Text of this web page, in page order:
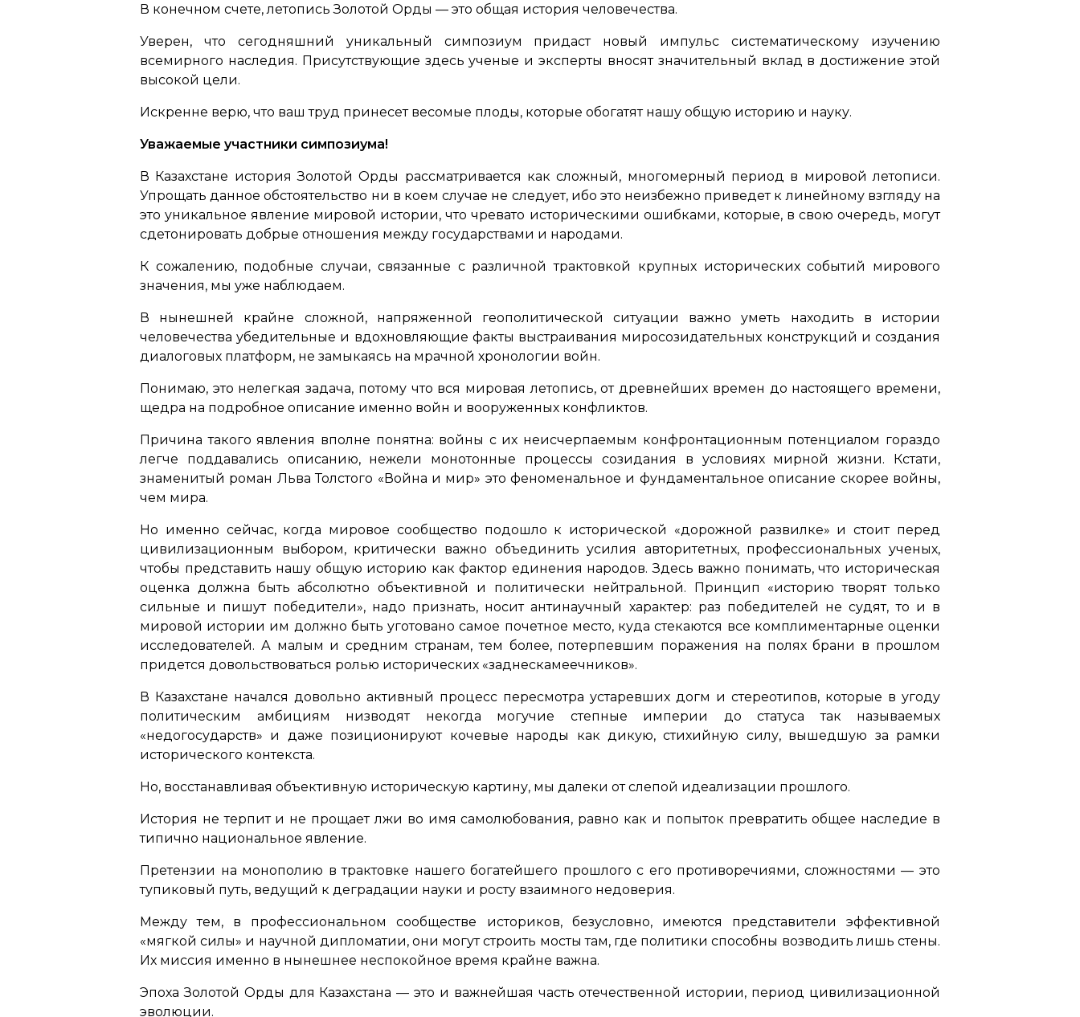
В конечном счете, летопись Золотой Орды — это общая история человечества.
Уверен, что сегодняшний уникальный симпозиум придаст новый импульс систематическому изучению
всемирного наследия. Присутствующие здесь ученые и эксперты вносят значительный вклад в достижение этой
высокой цели.
Искренне верю, что ваш труд принесет весомые плоды, которые обогатят нашу общую историю и науку.
Уважаемые участники симпозиума!
В Казахстане история Золотой Орды рассматривается как сложный, многомерный период в мировой летописи.
Упрощать данное обстоятельство ни в коем случае не следует, ибо это неизбежно приведет к линейному взгляду на
это уникальное явление мировой истории, что чревато историческими ошибками, которые, в свою очередь, могут
сдетонировать добрые отношения между государствами и народами.
К сожалению, подобные случаи, связанные с различной трактовкой крупных исторических событий мирового
значения, мы уже наблюдаем.
В нынешней крайне сложной, напряженной геополитической ситуации важно уметь находить в истории
человечества убедительные и вдохновляющие факты выстраивания миросозидательных конструкций и создания
диалоговых платформ, не замыкаясь на мрачной хронологии войн.
Понимаю, это нелегкая задача, потому что вся мировая летопись, от древнейших времен до настоящего времени,
щедра на подробное описание именно войн и вооруженных конфликтов.
Причина такого явления вполне понятна: войны с их неисчерпаемым конфронтационным потенциалом гораздо
легче поддавались описанию, нежели монотонные процессы созидания в условиях мирной жизни. Кстати,
знаменитый роман Льва Толстого «Война и мир» это феноменальное и фундаментальное описание скорее войны,
чем мира.
Но именно сейчас, когда мировое сообщество подошло к исторической «дорожной развилке» и стоит перед
цивилизационным выбором, критически важно объединить усилия авторитетных, профессиональных ученых,
чтобы представить нашу общую историю как фактор единения народов. Здесь важно понимать, что историческая
оценка должна быть абсолютно объективной и политически нейтральной. Принцип «историю творят только
сильные и пишут победители», надо признать, носит антинаучный характер: раз победителей не судят, то и в
мировой истории им должно быть уготовано самое почетное место, куда стекаются все комплиментарные оценки
исследователей. А малым и средним странам, тем более, потерпевшим поражения на полях брани в прошлом
придется довольствоваться ролью исторических «заднескамеечников».
В Казахстане начался довольно активный процесс пересмотра устаревших догм и стереотипов, которые в угоду
политическим амбициям низводят некогда могучие степные империи до статуса так называемых
«недогосударств» и даже позиционируют кочевые народы как дикую, стихийную силу, вышедшую за рамки
исторического контекста.
Но, восстанавливая объективную историческую картину, мы далеки от слепой идеализации прошлого.
История не терпит и не прощает лжи во имя самолюбования, равно как и попыток превратить общее наследие в
типично национальное явление.
Претензии на монополию в трактовке нашего богатейшего прошлого с его противоречиями, сложностями — это
тупиковый путь, ведущий к деградации науки и росту взаимного недоверия.
Между тем, в профессиональном сообществе историков, безусловно, имеются представители эффективной
«мягкой силы» и научной дипломатии, они могут строить мосты там, где политики способны возводить лишь стены.
Их миссия именно в нынешнее неспокойное время крайне важна.
Эпоха Золотой Орды для Казахстана — это и важнейшая часть отечественной истории, период цивилизационной
эволюции.